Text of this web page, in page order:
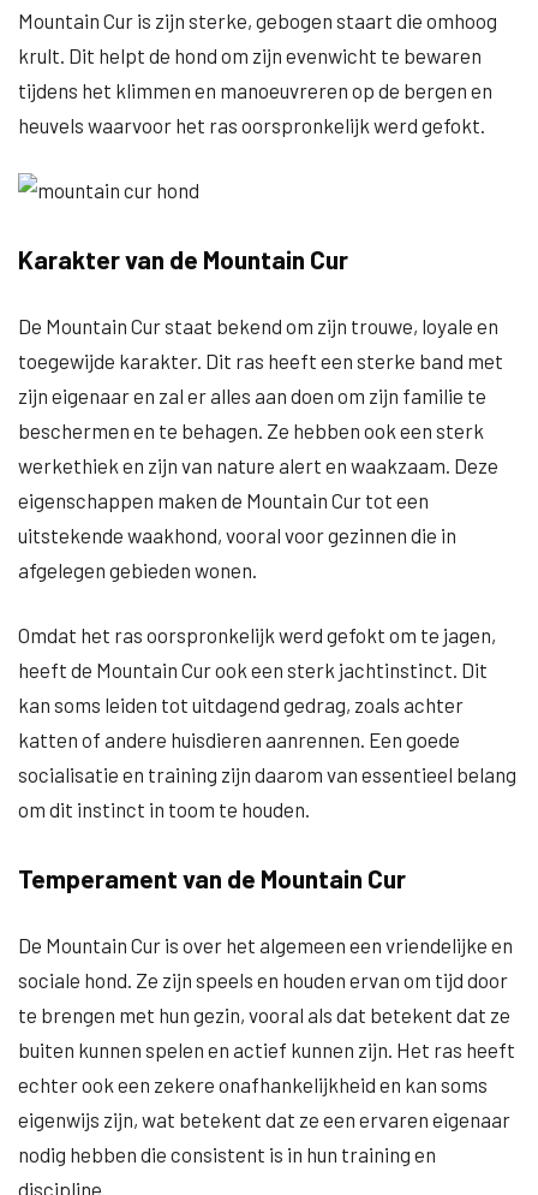
Mountain Cur is zijn sterke, gebogen staart die omhoog
krult. Dit helpt de hond om zijn evenwicht te bewaren
tijdens het klimmen en manoeuvreren op de bergen en
heuvels waarvoor het ras oorspronkelijk werd gefokt.
Karakter van de Mountain Cur
De Mountain Cur staat bekend om zijn trouwe, loyale en
toegewijde karakter. Dit ras heeft een sterke band met
zijn eigenaar en zal er alles aan doen om zijn familie te
beschermen en te behagen. Ze hebben ook een sterk
werkethiek en zijn van nature alert en waakzaam. Deze
eigenschappen maken de Mountain Cur tot een
uitstekende waakhond, vooral voor gezinnen die in
afgelegen gebieden wonen.
Omdat het ras oorspronkelijk werd gefokt om te jagen,
heeft de Mountain Cur ook een sterk jachtinstinct. Dit
kan soms leiden tot uitdagend gedrag, zoals achter
katten of andere huisdieren aanrennen. Een goede
socialisatie en training zijn daarom van essentieel belang
om dit instinct in toom te houden.
Temperament van de Mountain Cur
De Mountain Cur is over het algemeen een vriendelijke en
sociale hond. Ze zijn speels en houden ervan om tijd door
te brengen met hun gezin, vooral als dat betekent dat ze
buiten kunnen spelen en actief kunnen zijn. Het ras heeft
echter ook een zekere onafhankelijkheid en kan soms
eigenwijs zijn, wat betekent dat ze een ervaren eigenaar
nodig hebben die consistent is in hun training en
discipline.